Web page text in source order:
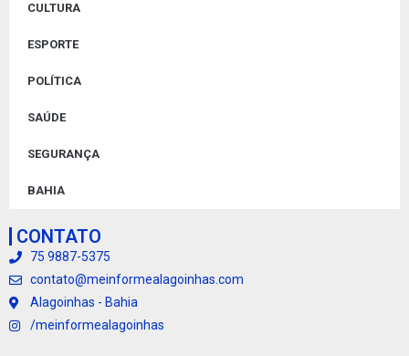
CULTURA
ESPORTE
POLÍTICA
SAÚDE
SEGURANÇA
BAHIA
CONTATO
75 9887-5375
contato@meinformealagoinhas.com
Alagoinhas - Bahia
/meinformealagoinhas